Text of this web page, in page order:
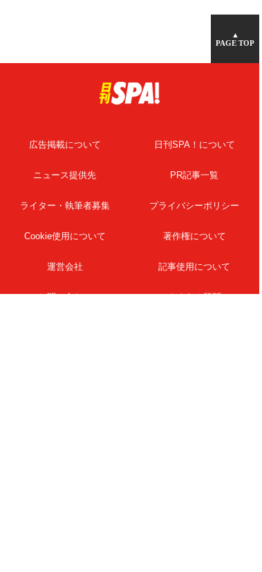
▲
PAGE TOP
広告掲載について 日刊SPA！について
ニュース提供先 PR記事一覧
ライター・執筆者募集 プライバシーポリシー
Cookie使用について 著作権について
運営会社 記事使用について
お問い合わせ よくある質問